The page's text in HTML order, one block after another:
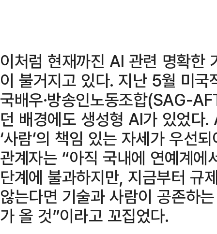
이처럼 현재까진 AI 관련 명확한
이 불거지고 있다. 지난 5월 미
국배우·방송인노동조합(SAG-
던 배경에도 생성형 AI가 있었다
‘사람’의 책임 있는 자세가 우선
관계자는 “아직 국내에 연예계
단계에 불과하지만, 지금부터 규
않는다면 기술과 사람이 공존하
가 올 것”이라고 꼬집었다.